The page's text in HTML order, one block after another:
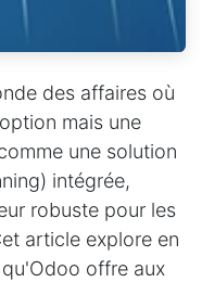
des affaires où
mais une
une solution
intégrée,
robuste pour les
article explore en
offre aux